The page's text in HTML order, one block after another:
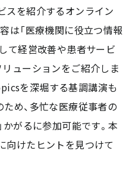
スを紹介するオンライン
は「医療機関に役立つ情報
て経営改善や患者サービ
ューションをご紹介しま
を深堀する基調講演も
め、多忙な医療従事者の
かがるに参加可能です。本
向けたヒントを見つけて